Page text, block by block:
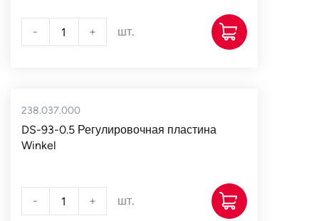
- + шт.
238.037.000
DS-93-0.5 Регулировочная пластина
Winkel
- + шт.